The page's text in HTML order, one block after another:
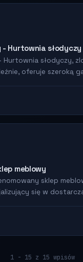
- Hurtownia słodyczy
Hurtownia słodyczy,
oferuje szeroką
meblowy
sklep
się w
1 - 15 z 15 wpisów